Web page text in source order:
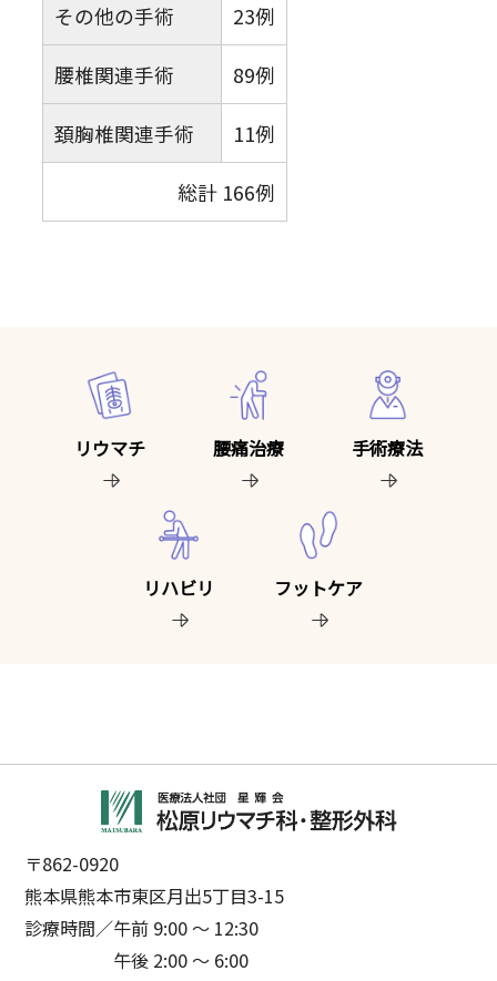
その他の手術 23例
腰椎関連手術 89例
頚胸椎関連手術 11例
総計 166例
リウマチ 腰痛治療 手術療法
リハビリ フットケア
〒862-0920
熊本県熊本市東区月出5丁目3-15
診療時間／午前 9:00 ～ 12:30
午後 2:00 ～ 6:00